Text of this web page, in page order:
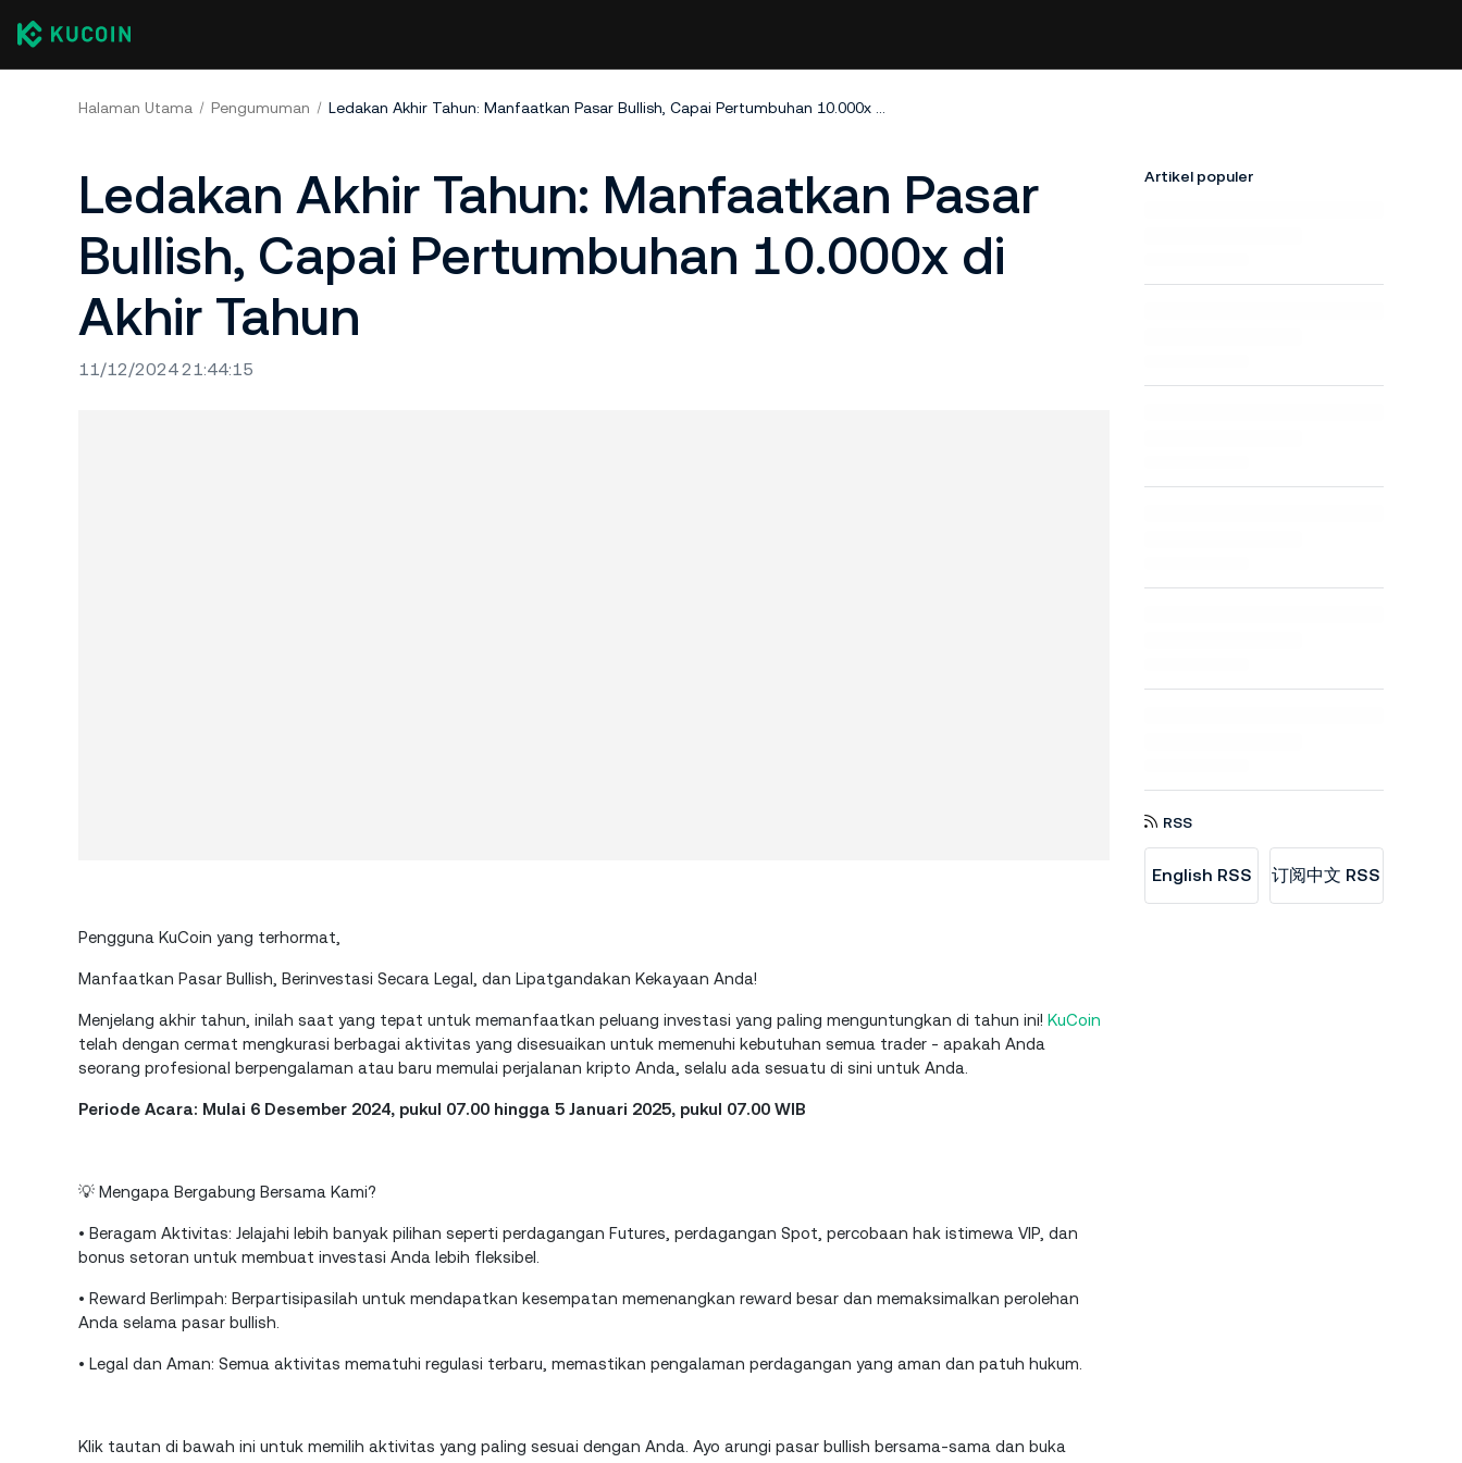
Halaman Utama Pengumuman Ledakan Akhir Tahun: Manfaatkan Pasar Bullish, Capai Pertumbuhan 10.000x di Akhir Tahun
Ledakan Akhir Tahun: Manfaatkan Pasar
Bullish, Capai Pertumbuhan 10.000x di
Akhir Tahun
11/12/2024 21:44:15
Pengguna KuCoin yang terhormat,
Manfaatkan Pasar Bullish, Berinvestasi Secara Legal, dan Lipatgandakan Kekayaan Anda!
Menjelang akhir tahun, inilah saat yang tepat untuk memanfaatkan peluang investasi yang paling menguntungkan di tahun ini! KuCoin
telah dengan cermat mengkurasi berbagai aktivitas yang disesuaikan untuk memenuhi kebutuhan semua trader - apakah Anda
seorang profesional berpengalaman atau baru memulai perjalanan kripto Anda, selalu ada sesuatu di sini untuk Anda.
Periode Acara: Mulai 6 Desember 2024, pukul 07.00 hingga 5 Januari 2025, pukul 07.00 WIB
💡 Mengapa Bergabung Bersama Kami?
• Beragam Aktivitas: Jelajahi lebih banyak pilihan seperti perdagangan Futures, perdagangan Spot, percobaan hak istimewa VIP, dan
bonus setoran untuk membuat investasi Anda lebih fleksibel.
• Reward Berlimpah: Berpartisipasilah untuk mendapatkan kesempatan memenangkan reward besar dan memaksimalkan perolehan
Anda selama pasar bullish.
• Legal dan Aman: Semua aktivitas mematuhi regulasi terbaru, memastikan pengalaman perdagangan yang aman dan patuh hukum.
Klik tautan di bawah ini untuk memilih aktivitas yang paling sesuai dengan Anda. Ayo arungi pasar bullish bersama-sama dan buka
Artikel populer
RSS
English RSS 订阅中文 RSS